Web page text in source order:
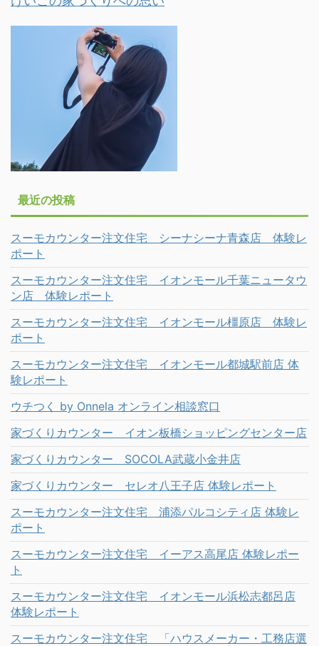
最近の投稿
スーモカウンター注文住宅 シーナシーナ青森店 体験レ
ポート
スーモカウンター注文住宅 イオンモール千葉ニュータウ
ン店 体験レポート
スーモカウンター注文住宅 イオンモール橿原店 体験レ
ポート
スーモカウンター注文住宅 イオンモール都城駅前店 体
験レポート
ウチつく by Onnela オンライン相談窓口
家づくりカウンター イオン板橋ショッピングセンター店
家づくりカウンター SOCOLA武蔵小金井店
家づくりカウンター セレオ八王子店 体験レポート
スーモカウンター注文住宅 浦添パルコシティ店 体験レ
ポート
スーモカウンター注文住宅 イーアス高尾店 体験レポー
ト
スーモカウンター注文住宅 イオンモール浜松志都呂店
体験レポート
スーモカウンター注文住宅 「ハウスメーカー・工務店選